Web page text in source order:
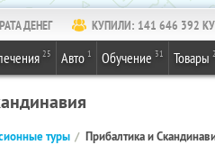
ДЕНЕГ КУПИЛИ: 141 646 393
25 Авто 1 Обучение 31 Товары
туры Прибалтика и